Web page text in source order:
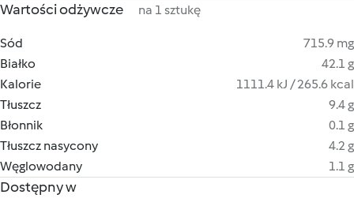
Wartości odżywcze na 1 sztukę
Sód
715.9 mg
Białko
42.1 g
Kalorie
1111.4 kJ / 265.6 kcal
Tłuszcz
9.4 g
Błonnik
0.1 g
Tłuszcz nasycony
4.2 g
Węglowodany
1.1 g
Dostępny w